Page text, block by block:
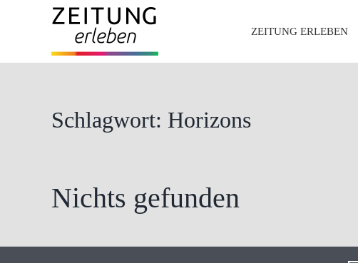
ZEITUNG ERLEBEN
Schlagwort: Horizons
Nichts gefunden